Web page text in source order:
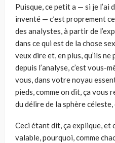
Puisque, ce petit a — si je l’ai
inventé — c’est proprement
des analystes, à partir de
dans ce qui est de la chose
veux dire et, en plus, qu’ils
depuis l’analyse, c’est vous-
vous, dans votre noyau
pieds, comme on dit, ça vous
du délire de la sphère
Ceci étant dit, ça explique, et
valable, pourquoi, comme